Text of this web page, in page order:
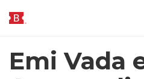
Emi Vada